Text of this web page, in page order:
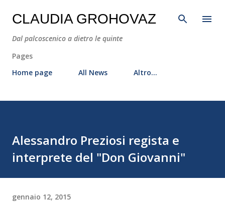
Passa ai contenuti principali
CLAUDIA GROHOVAZ
Dal palcoscenico a dietro le quinte
Pages
Home page
All News Altro…
Alessandro Preziosi regista e
interprete del "Don Giovanni"
gennaio 12, 2015